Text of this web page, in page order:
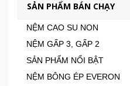
SẢN PHẨM BÁN CHẠY
NỆM CAO SU NON
NỆM GẤP 3, GẤP 2
SẢN PHẨM NỔI BẬT
NỆM BÔNG ÉP EVERON